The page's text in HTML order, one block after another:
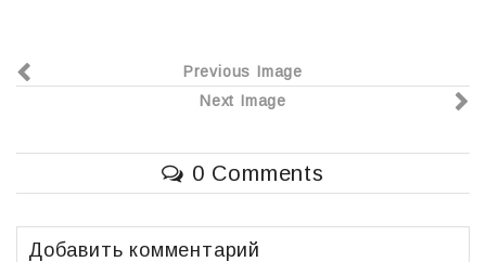
e
b
o
o
k
er р
в
и
т
Previous Image
Next Image
0 Comments
Добавить комментарий